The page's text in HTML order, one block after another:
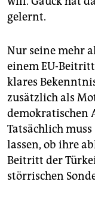
gelernt.
Nur seine mehr
einem EU-
klares
zusätzlich als
demokratischen
Tatsächlich
lassen, ob ihre
Beitritt der
störrischen